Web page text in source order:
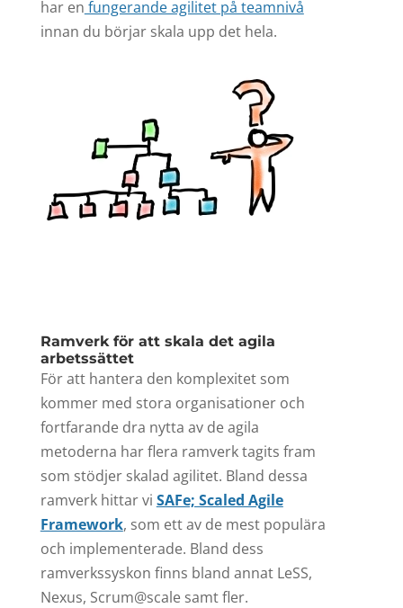
har en fungerande agilitet på teamnivå
innan du börjar skala upp det hela.
Ramverk för att skala det agila
arbetssättet
För att hantera den komplexitet som
kommer med stora organisationer och
fortfarande dra nytta av de agila
metoderna har flera ramverk tagits fram
som stödjer skalad agilitet. Bland dessa
ramverk hittar vi SAFe; Scaled Agile
Framework, som ett av de mest populära
och implementerade. Bland dess
ramverkssyskon finns bland annat LeSS,
Nexus, Scrum@scale samt fler.